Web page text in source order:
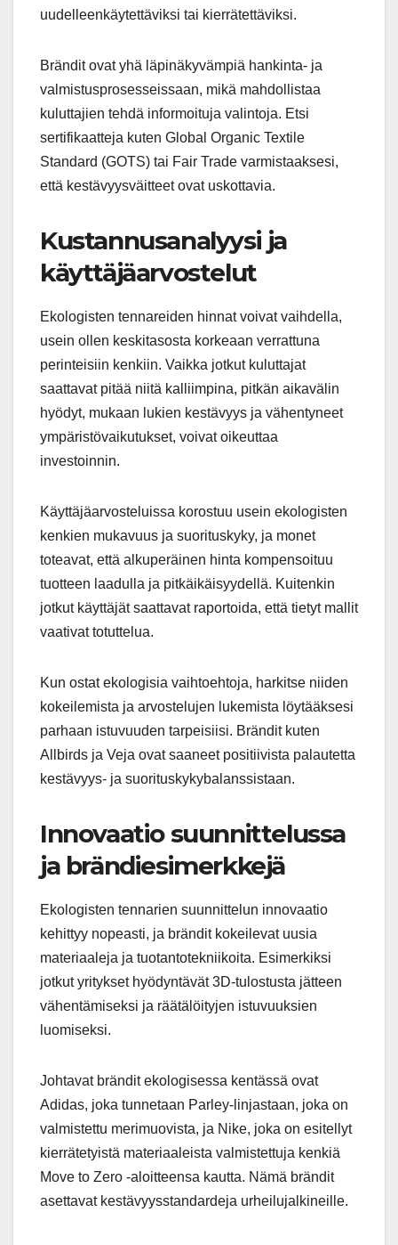
uudelleenkäytettäviksi tai kierrätettäviksi.
Brändit ovat yhä läpinäkyvämpiä hankinta- ja
valmistusprosesseissaan, mikä mahdollistaa
kuluttajien tehdä informoituja valintoja. Etsi
sertifikaatteja kuten Global Organic Textile
Standard (GOTS) tai Fair Trade varmistaaksesi,
että kestävyysväitteet ovat uskottavia.
Kustannusanalyysi ja
käyttäjäarvostelut
Ekologisten tennareiden hinnat voivat vaihdella,
usein ollen keskitasosta korkeaan verrattuna
perinteisiin kenkiin. Vaikka jotkut kuluttajat
saattavat pitää niitä kalliimpina, pitkän aikavälin
hyödyt, mukaan lukien kestävyys ja vähentyneet
ympäristövaikutukset, voivat oikeuttaa
investoinnin.
Käyttäjäarvosteluissa korostuu usein ekologisten
kenkien mukavuus ja suorituskyky, ja monet
toteavat, että alkuperäinen hinta kompensoituu
tuotteen laadulla ja pitkäikäisyydellä. Kuitenkin
jotkut käyttäjät saattavat raportoida, että tietyt mallit
vaativat totuttelua.
Kun ostat ekologisia vaihtoehtoja, harkitse niiden
kokeilemista ja arvostelujen lukemista löytääksesi
parhaan istuvuuden tarpeisiisi. Brändit kuten
Allbirds ja Veja ovat saaneet positiivista palautetta
kestävyys- ja suorituskykybalanssistaan.
Innovaatio suunnittelussa
ja brändiesimerkkejä
Ekologisten tennarien suunnittelun innovaatio
kehittyy nopeasti, ja brändit kokeilevat uusia
materiaaleja ja tuotantotekniikoita. Esimerkiksi
jotkut yritykset hyödyntävät 3D-tulostusta jätteen
vähentämiseksi ja räätälöityjen istuvuuksien
luomiseksi.
Johtavat brändit ekologisessa kentässä ovat
Adidas, joka tunnetaan Parley-linjastaan, joka on
valmistettu merimuovista, ja Nike, joka on esitellyt
kierrätetyistä materiaaleista valmistettuja kenkiä
Move to Zero -aloitteensa kautta. Nämä brändit
asettavat kestävyysstandardeja urheilujalkineille.